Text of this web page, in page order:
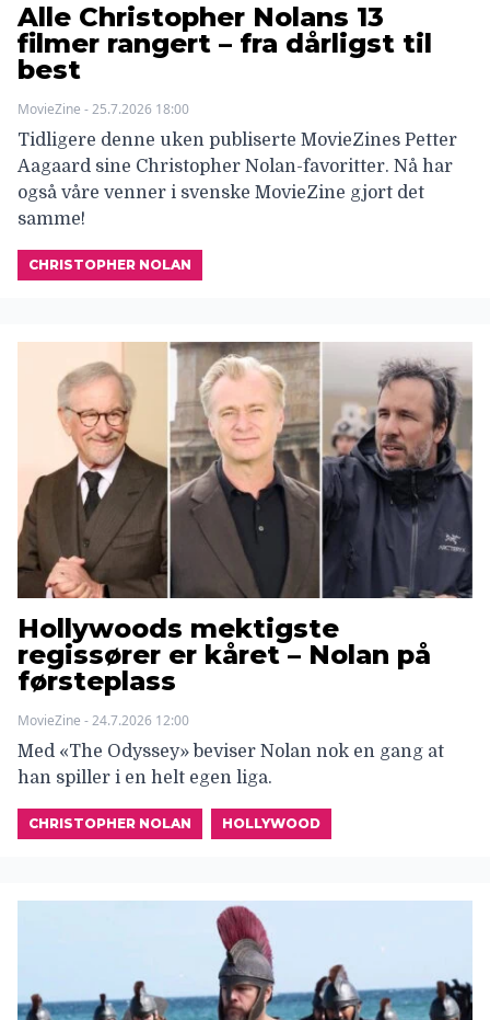
Alle Christopher Nolans 13
filmer rangert – fra dårligst til
best
MovieZine - 25.7.2026 18:00
Tidligere denne uken publiserte MovieZines Petter
Aagaard sine Christopher Nolan-favoritter. Nå har
også våre venner i svenske MovieZine gjort det
samme!
CHRISTOPHER NOLAN
Hollywoods mektigste
regissører er kåret – Nolan på
førsteplass
MovieZine - 24.7.2026 12:00
Med «The Odyssey» beviser Nolan nok en gang at
han spiller i en helt egen liga.
CHRISTOPHER NOLAN HOLLYWOOD